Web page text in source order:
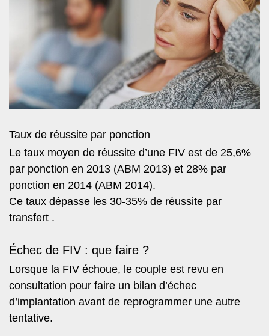
Taux de réussite par ponction
Le taux moyen de réussite d’une FIV est de 25,6%
par ponction en 2013 (ABM 2013) et 28% par
ponction en 2014 (ABM 2014).
Ce taux dépasse les 30-35% de réussite par
transfert .
Échec de FIV : que faire ?
Lorsque la FIV échoue, le couple est revu en
consultation pour faire un bilan d’échec
d’implantation avant de reprogrammer une autre
tentative.